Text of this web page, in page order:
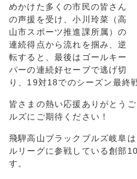
めかけた多くの市民の皆さん
の声援を受け、小川玲菜（高
山市スポーツ推進課所属）の
連続得点から流れを掴み、逆
転すると、最後はゴールキー
パーの連続好セーブで逃げ切
り、19対18でのシーズン最終
皆さまの熱い応援ありがとう
ルズにご期待ください！
飛騨高山ブラックブルズ岐阜
ルリーグに参戦している創部
す。